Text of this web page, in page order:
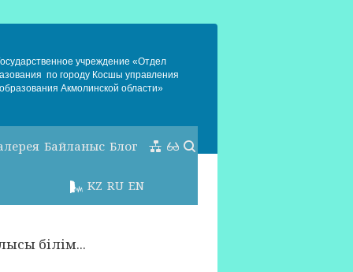
учреждение «Отдел
по городу Косшы управления
Акмолинской области»
Байланыс Блог
EN
RU
KZ
білім...